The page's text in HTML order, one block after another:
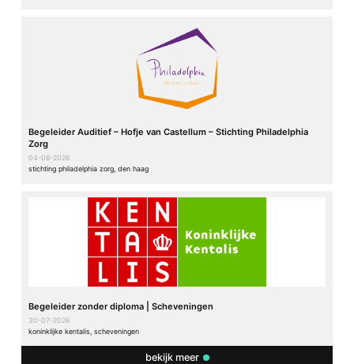
Begeleider Auditief – Hofje van Castellum – Stichting Philadelphia
Zorg
04-08-2026
stichting philadelphia zorg, den haag
Begeleider zonder diploma | Scheveningen
30-07-2026
koninklijke kentalis, scheveningen
bekijk meer